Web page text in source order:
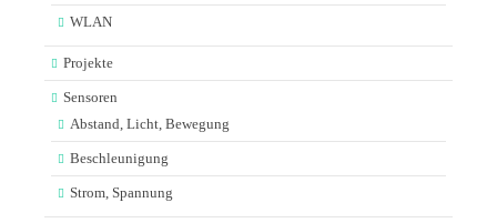
WLAN
Projekte
Sensoren
Abstand, Licht, Bewegung
Beschleunigung
Strom, Spannung